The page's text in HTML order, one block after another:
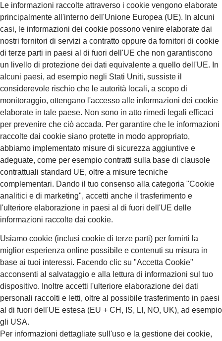
Le informazioni raccolte attraverso i cookie vengono elaborate
principalmente all'interno dell'Unione Europea (UE). In alcuni
casi, le informazioni dei cookie possono venire elaborate dai
nostri fornitori di servizi a contratto oppure da fornitori di cookie
di terze parti in paesi al di fuori dell'UE che non garantiscono
un livello di protezione dei dati equivalente a quello dell'UE. In
alcuni paesi, ad esempio negli Stati Uniti, sussiste il
considerevole rischio che le autorità locali, a scopo di
monitoraggio, ottengano l'accesso alle informazioni dei cookie
elaborate in tale paese. Non sono in atto rimedi legali efficaci
per prevenire che ciò accada. Per garantire che le informazioni
raccolte dai cookie siano protette in modo appropriato,
abbiamo implementato misure di sicurezza aggiuntive e
adeguate, come per esempio contratti sulla base di clausole
contrattuali standard UE, oltre a misure tecniche
complementari. Dando il tuo consenso alla categoria "Cookie
analitici e di marketing", accetti anche il trasferimento e
l'ulteriore elaborazione in paesi al di fuori dell'UE delle
informazioni raccolte dai cookie.
Usiamo cookie (inclusi cookie di terze parti) per fornirti la
miglior esperienza online possibile e contenuti su misura in
base ai tuoi interessi. Facendo clic su "Accetta Cookie"
acconsenti al salvataggio e alla lettura di informazioni sul tuo
dispositivo. Inoltre accetti l'ulteriore elaborazione dei dati
personali raccolti e letti, oltre al possibile trasferimento in paesi
al di fuori dell'UE estesa (EU + CH, IS, LI, NO, UK), ad esempio
gli USA.
Per informazioni dettagliate sull'uso e la gestione dei cookie,